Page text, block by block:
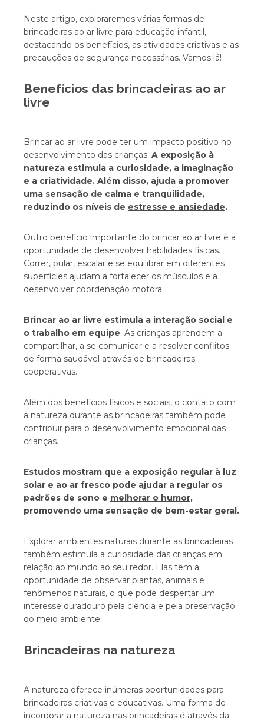
Neste artigo, exploraremos várias formas de
brincadeiras ao ar livre para educação infantil,
destacando os benefícios, as atividades criativas e as
precauções de segurança necessárias. Vamos lá!
Benefícios das brincadeiras ao ar
livre
Brincar ao ar livre pode ter um impacto positivo no
desenvolvimento das crianças. A exposição à
natureza estimula a curiosidade, a imaginação
e a criatividade. Além disso, ajuda a promover
uma sensação de calma e tranquilidade,
reduzindo os níveis de estresse e ansiedade.
Outro benefício importante do brincar ao ar livre é a
oportunidade de desenvolver habilidades físicas.
Correr, pular, escalar e se equilibrar em diferentes
superfícies ajudam a fortalecer os músculos e a
desenvolver coordenação motora.
Brincar ao ar livre estimula a interação social e
o trabalho em equipe. As crianças aprendem a
compartilhar, a se comunicar e a resolver conflitos
de forma saudável através de brincadeiras
cooperativas.
Além dos benefícios físicos e sociais, o contato com
a natureza durante as brincadeiras também pode
contribuir para o desenvolvimento emocional das
crianças.
Estudos mostram que a exposição regular à luz
solar e ao ar fresco pode ajudar a regular os
padrões de sono e melhorar o humor,
promovendo uma sensação de bem-estar geral.
Explorar ambientes naturais durante as brincadeiras
também estimula a curiosidade das crianças em
relação ao mundo ao seu redor. Elas têm a
oportunidade de observar plantas, animais e
fenômenos naturais, o que pode despertar um
interesse duradouro pela ciência e pela preservação
do meio ambiente.
Brincadeiras na natureza
A natureza oferece inúmeras oportunidades para
brincadeiras criativas e educativas. Uma forma de
incorporar a natureza nas brincadeiras é através da